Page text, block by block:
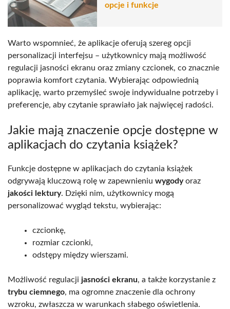
opcje i funkcje
Warto wspomnieć, że aplikacje oferują szereg opcji
personalizacji interfejsu – użytkownicy mają możliwość
regulacji jasności ekranu oraz zmiany czcionek, co znacznie
poprawia komfort czytania. Wybierając odpowiednią
aplikację, warto przemyśleć swoje indywidualne potrzeby i
preferencje, aby czytanie sprawiało jak najwięcej radości.
Jakie mają znaczenie opcje dostępne w
aplikacjach do czytania książek?
Funkcje dostępne w aplikacjach do czytania książek
odgrywają kluczową rolę w zapewnieniu wygodyoraz
jakości lektury. Dzięki nim, użytkownicy mogą
personalizować wygląd tekstu, wybierając:
czcionkę,
rozmiar czcionki,
odstępy między wierszami.
Możliwość regulacji jasności ekranu, a także korzystanie z
trybu ciemnego, ma ogromne znaczenie dla ochrony
wzroku, zwłaszcza w warunkach słabego oświetlenia.